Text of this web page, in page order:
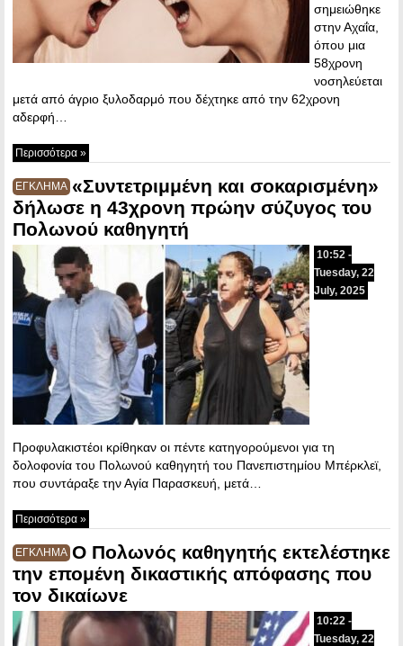
σημειώθηκε
στην Αχαΐα,
όπου μια
58χρονη
νοσηλεύεται
μετά από άγριο ξυλοδαρμό που δέχτηκε από την 62χρονη
αδερφή…
Περισσότερα »
ΕΓΚΛΗΜΑ «Συντετριμμένη και σοκαρισμένη»
δήλωσε η 43χρονη πρώην σύζυγος του
Πολωνού καθηγητή
10:52 -
Tuesday, 22
July, 2025
Προφυλακιστέοι κρίθηκαν οι πέντε κατηγορούμενοι για τη
δολοφονία του Πολωνού καθηγητή του Πανεπιστημίου Μπέρκλεϊ,
που συντάραξε την Αγία Παρασκευή, μετά…
Περισσότερα »
ΕΓΚΛΗΜΑ Ο Πολωνός καθηγητής εκτελέστηκε
την επομένη δικαστικής απόφασης που
τον δικαίωνε
10:22 -
Tuesday, 22